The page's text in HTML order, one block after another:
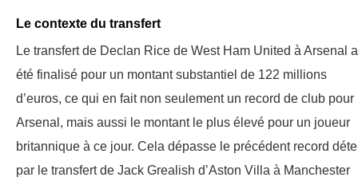
Le contexte du transfert
Le transfert de Declan Rice de West Ham United à Arsenal a
été finalisé pour un montant substantiel de 122 millions
d’euros, ce qui en fait non seulement un record de club pour
Arsenal, mais aussi le montant le plus élevé pour un joueur
britannique à ce jour. Cela dépasse le précédent record
par le transfert de Jack Grealish d’Aston Villa à Manchester